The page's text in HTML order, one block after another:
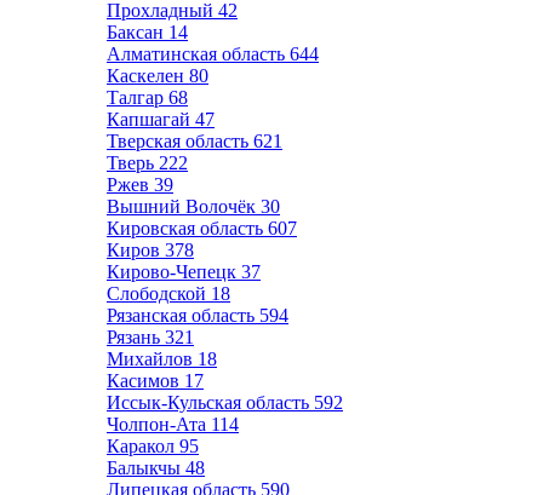
Прохладный 42
Баксан 14
Алматинская область 644
Каскелен 80
Талгар 68
Капшагай 47
Тверская область 621
Тверь 222
Ржев 39
Вышний Волочёк 30
Кировская область 607
Киров 378
Кирово-Чепецк 37
Слободской 18
Рязанская область 594
Рязань 321
Михайлов 18
Касимов 17
Иссык-Кульская область 592
Чолпон-Ата 114
Каракол 95
Балыкчы 48
Липецкая область 590